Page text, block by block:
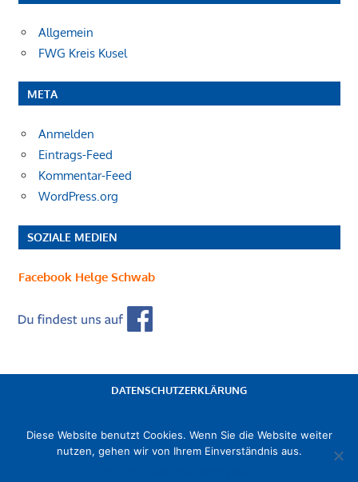
Allgemein
FWG Kreis Kusel
META
Anmelden
Eintrags-Feed
Kommentar-Feed
WordPress.org
SOZIALE MEDIEN
Facebook Helge Schwab
DATENSCHUTZERKLÄRUNG
© 2018 - 2019 FWG Landkreis Kusel - Mitglied im
Diese Website benutzt Cookies. Wenn Sie die Website weiter
nutzen, gehen wir von Ihrem Einverständnis aus.